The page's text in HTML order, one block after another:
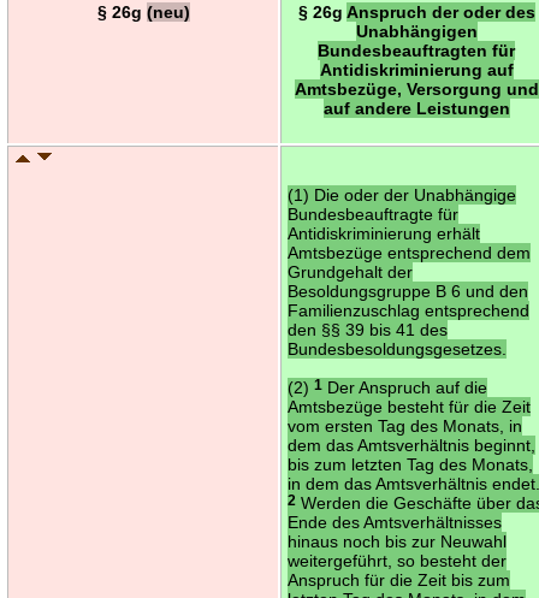
§ 26g (neu) § 26g Anspruch der oder des
Unabhängigen
Bundesbeauftragten für
Antidiskriminierung auf
Amtsbezüge, Versorgung und
auf andere Leistungen
(1) Die oder der Unabhängige
Bundesbeauftragte für
Antidiskriminierung erhält
Amtsbezüge entsprechend dem
Grundgehalt der
Besoldungsgruppe B 6 und den
Familienzuschlag entsprechend
den §§ 39 bis 41 des
Bundesbesoldungsgesetzes.
(2)1 Der Anspruch auf die
Amtsbezüge besteht für die Zeit
vom ersten Tag des Monats, in
dem das Amtsverhältnis beginnt,
bis zum letzten Tag des Monats,
in dem das Amtsverhältnis
2 Werden die Geschäfte über
Ende des Amtsverhältnisses
hinaus noch bis zur Neuwahl
weitergeführt, so besteht der
Anspruch für die Zeit bis zum